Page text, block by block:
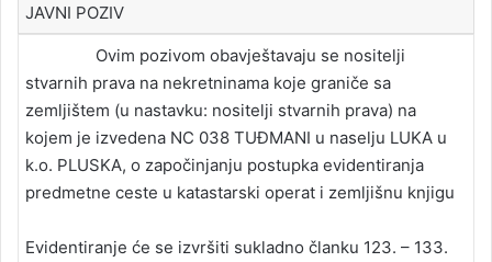
JAVNI POZIV
Ovim pozivom obavještavaju se nositelji
stvarnih prava na nekretninama koje graniče sa
zemljištem (u nastavku: nositelji stvarnih prava) na
kojem je izvedena NC 038 TUĐMANI u naselju LUKA u
k.o. PLUSKA, o započinjanju postupka evidentiranja
predmetne ceste u katastarski operat i zemljišnu knjigu
Evidentiranje će se izvršiti sukladno članku 123. – 133.